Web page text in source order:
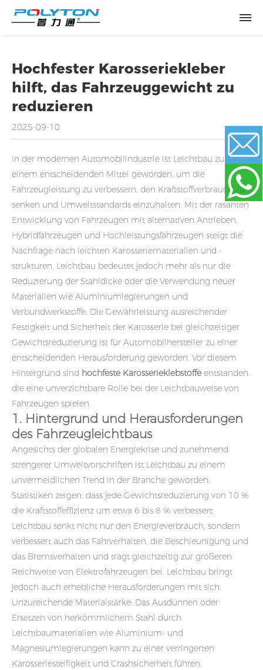
Hochfester Karosseriekleber
hilft, das Fahrzeuggewicht zu
reduzieren
2025-09-10
In der modernen Automobilindustrie ist Leichtbau zu
einem entscheidenden Mittel geworden, um die
Fahrzeugleistung zu verbessern, den Kraftstoffverbrauch zu
senken und Umweltstandards einzuhalten. Mit der rasanten
Entwicklung von Fahrzeugen mit alternativen Antrieben,
Hybridfahrzeugen und Hochleistungsfahrzeugen steigt die
Nachfrage nach leichten Karosseriematerialien und -
strukturen. Leichtbau bedeutet jedoch mehr als nur die
Reduzierung der Stahldicke oder die Verwendung neuer
Materialien wie Aluminiumlegierungen und
Verbundwerkstoffe. Die Gewährleistung ausreichender
Festigkeit und Sicherheit der Karosserie bei gleichzeitiger
Gewichtsreduzierung ist für Automobilhersteller zu einer
entscheidenden Herausforderung geworden. Vor diesem
Hintergrund sind hochfeste Karosserieklebstoffe entstanden,
die eine unverzichtbare Rolle bei der Leichtbauweise von
Fahrzeugen spielen.
1. Hintergrund und Herausforderungen
des Fahrzeugleichtbaus
Angesichts der globalen Energiekrise und zunehmend
strengerer Umweltvorschriften ist Leichtbau zu einem
unvermeidlichen Trend in der Branche geworden.
Statistiken zeigen, dass jede Gewichtsreduzierung von 10 %
die Kraftstoffeffizienz um etwa 6 bis 8 % verbessert.
Leichtbau senkt nicht nur den Energieverbrauch, sondern
verbessert auch das Fahrverhalten, die Beschleunigung und
das Bremsverhalten und trägt gleichzeitig zur größeren
Reichweite von Elektrofahrzeugen bei. Leichtbau bringt
jedoch auch erhebliche Herausforderungen mit sich:
Unzureichende Materialstärke: Das Ausdünnen oder
Ersetzen von herkömmlichem Stahl durch
Leichtbaumaterialien wie Aluminium- und
Magnesiumlegierungen kann zu einer verringerten
Karosseriesteifigkeit und Crashsicherheit führen.
Email
WhatsApp